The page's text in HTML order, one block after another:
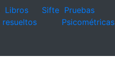
Libros
resueltos
Sifte Pruebas
Psicométricas